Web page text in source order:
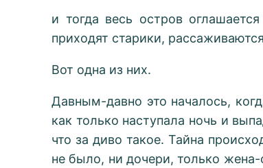
и тогда весь остров
приходят старики,
Вот одна из них.
Давным-давно это началось,
как только наступала ночь и
что за диво такое. Тайна
не было, ни дочери, только